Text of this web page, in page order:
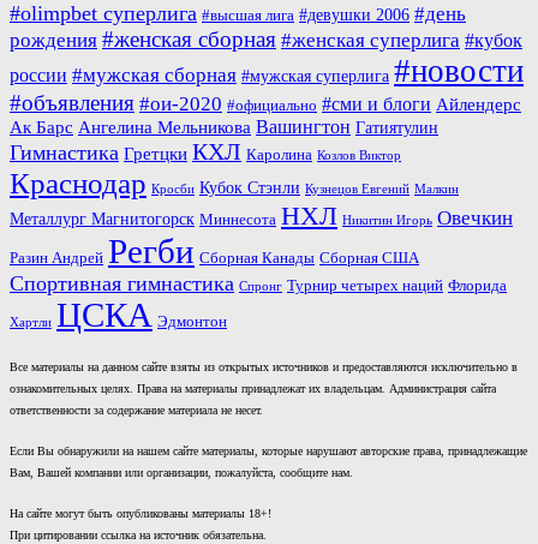
#olimpbet суперлига #высшая лига #девушки 2006 #день
рождения #женская сборная #женская суперлига #кубок
россии #мужская сборная #мужская суперлига #новости
#объявления #ои-2020 #официально #сми и блоги Айлендерс
Ак Барс Ангелина Мельникова Вашингтон Гатиятулин
Гимнастика Гретцки КХЛ Каролина Козлов Виктор
Краснодар Кросби Кубок Стэнли Кузнецов Евгений Малкин
Металлург Магнитогорск Миннесота НХЛ Никитин Игорь Овечкин
Разин Андрей Регби Сборная Канады Сборная США
Спортивная гимнастика Спронг Турнир четырех наций Флорида
Хартли ЦСКА Эдмонтон
Все материалы на данном сайте взяты из открытых источников и предоставляются исключительно в
ознакомительных целях. Права на материалы принадлежат их владельцам. Администрация сайта
ответственности за содержание материала не несет.
Если Вы обнаружили на нашем сайте материалы, которые нарушают авторские права, принадлежащие
Вам, Вашей компании или организации, пожалуйста, сообщите нам.
На сайте могут быть опубликованы материалы 18+!
При цитировании ссылка на источник обязательна.